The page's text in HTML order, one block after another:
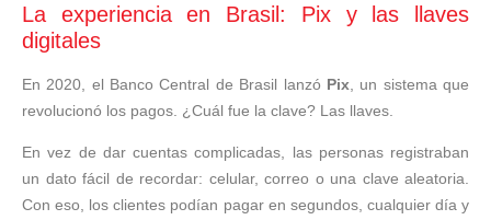
La experiencia en Brasil: Pix y las llaves
digitales
En 2020, el Banco Central de Brasil lanzó Pix, un sistema que
revolucionó los pagos. ¿Cuál fue la clave? Las llaves.
En vez de dar cuentas complicadas, las personas registraban
un dato fácil de recordar: celular, correo o una clave aleatoria.
Con eso, los clientes podían pagar en segundos, cualquier día y